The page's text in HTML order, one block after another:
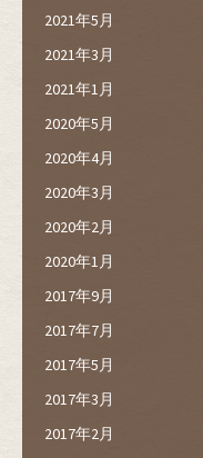
2021年5月
2021年3月
2021年1月
2020年5月
2020年4月
2020年3月
2020年2月
2020年1月
2017年9月
2017年7月
2017年5月
2017年3月
2017年2月